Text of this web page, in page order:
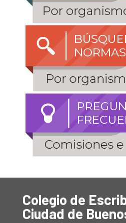
Colegio de
Ciudad de